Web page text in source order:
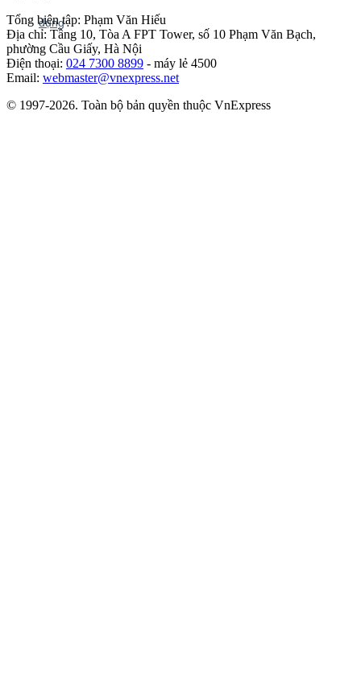
Tổng biên tập: Phạm Văn Hiếu
Địa chỉ: Tầng 10, Tòa A FPT Tower, số 10 Phạm Văn Bạch,
phường Cầu Giấy, Hà Nội
Điện thoại: 024 7300 8899 - máy lẻ 4500
Email: webmaster@vnexpress.net
© 1997-2026. Toàn bộ bản quyền thuộc VnExpress